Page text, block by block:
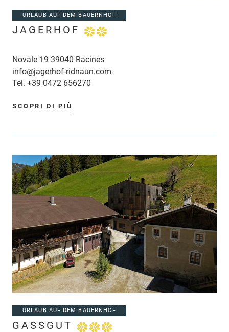
URLAUB AUF DEM BAUERNHOF
JAGERHOF
Novale 19 39040 Racines
info@jagerhof-ridnaun.com
Tel. +39 0472 656270
SCOPRI DI PIÙ
URLAUB AUF DEM BAUERNHOF
GASSGUT